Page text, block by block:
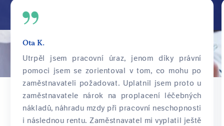
Ota K.
Utrpěl jsem pracovní úraz, jenom díky právní
pomoci jsem se zorientoval v tom, co mohu po
zaměstnavateli požadovat. Uplatnil jsem proto u
zaměstnavatele nárok na proplacení léčebných
nákladů, náhradu mzdy při pracovní neschopnosti
i následnou rentu. Zaměstnavatel mi vyplatil ještě